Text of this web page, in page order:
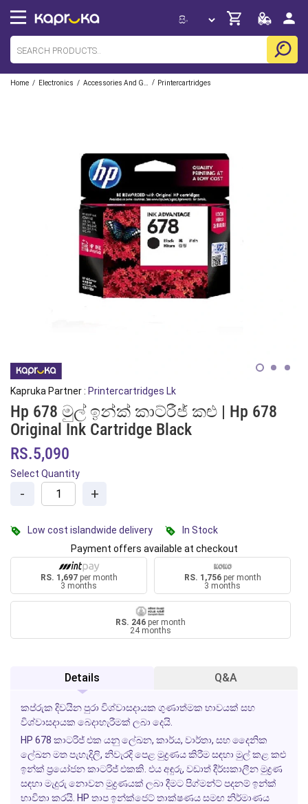
Home / Electronics / / Printercartridges
Kapruka Partner : Printercartridges Lk
Hp 678 මුල් ඉන්ක් කාට්රීජ් කළු | Hp 678
Original Ink Cartridge Black
RS.5,090
Select Quantity
- +
Low cost islandwide delivery
In Stock
Payment offers available at checkout
RS. 1,697per month
3 months
RS. 1,756per month
3 months
RS. 246 per month
24 months
Details Q&A
කප්රුක දිවයින පුරා විශ්වාසදායක ගුණාත්මක භාවයක් සහ
විශ්වාසදායක බෙදාහැරීමක් ලබා දෙයි.
HP 678 කාටරිජ් එක යනු ලේඛන, කාර්ය, වාර්තා, සහ දෛනික
ලේඛන මත පැහැදිලි, නිවැරදි පෙළ මුද්‍රණය කිරීම සඳහා මුල් කළ කළු
ඉන්ක් ප්‍රයෝජන කාටරිජ් එකකි. එය අඳුරු, වඩාත් දීර්ඝකාලීන මුද්‍රණ
සඳහා මැදුරු නොවන මුද්‍රණයක් ලබා දීමට පිග්මන්ට් පදනම් ඉන්ක්
භාවිතා කරයි. HP තාප ඉන්ක්ජෙට් තාක්ෂණය සමඟ නිර්මාණය